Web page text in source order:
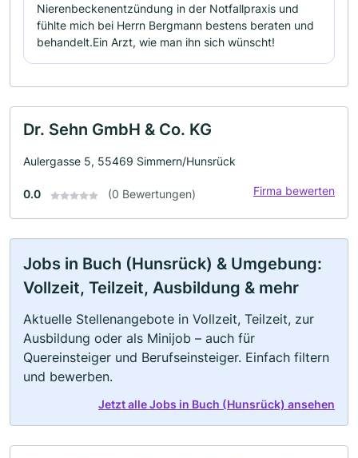
Nierenbeckenentzündung in der Notfallpraxis und
fühlte mich bei Herrn Bergmann bestens beraten und
behandelt.Ein Arzt, wie man ihn sich wünscht!
Dr. Sehn GmbH & Co. KG
Aulergasse 5, 55469 Simmern/Hunsrück
0.0 (0 Bewertungen) Firma bewerten
Jobs in Buch (Hunsrück) & Umgebung:
Vollzeit, Teilzeit, Ausbildung & mehr
Aktuelle Stellenangebote in Vollzeit, Teilzeit, zur
Ausbildung oder als Minijob – auch für
Quereinsteiger und Berufseinsteiger. Einfach filtern
und bewerben.
Jetzt alle Jobs in Buch (Hunsrück) ansehen